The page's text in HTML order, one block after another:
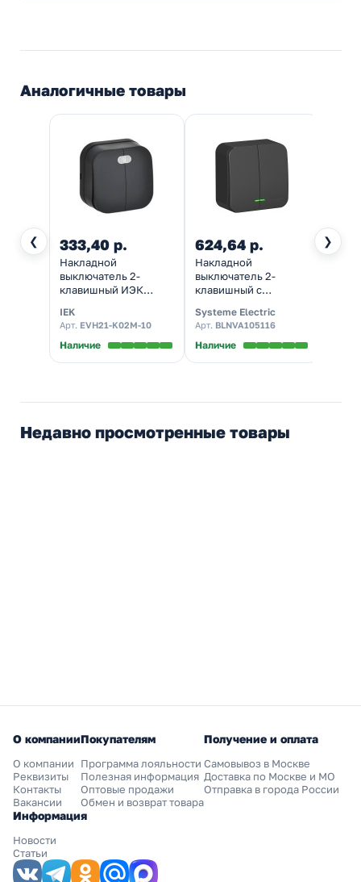
Аналогичные товары
❮ ❯
333,40 р.
Накладной
выключатель 2-
клавишный ИЭК
10А ВС20-2-1-ХЧм
черный матовый
IEK
Арт. EVH21-K02M-10
Наличие
624,64 р.
Накладной
выключатель 2-
клавишный с
10А 250В антрацит
из.пластина
Systeme Electric
Арт. BLNVA105116
Наличие
Недавно просмотренные товары
О компании
О компании
Реквизиты
Контакты
Вакансии
Покупателям
Программа лояльности
Полезная информация
Оптовые продажи
Обмен и возврат товара
Получение и оплата
Самовывоз в Москве
Доставка по Москве и МО
Отправка в города России
Информация
Новости
Статьи